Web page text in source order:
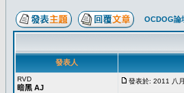
OCDOG論
發表人
RVD
暗黑 AJ
發表於: 2011 八